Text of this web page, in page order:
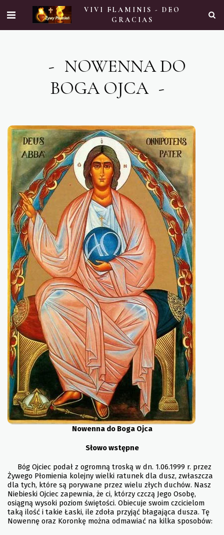
VIVI FLAMINIS - DEO
GRACIAS
NOWENNA DO
BOGA OJCA
Nowenna do Boga Ojca
Słowo wstępne
Bóg Ojciec podał z ogromną troską w dn. 1.06.1999 r. przez
Żywego Płomienia kolejny wielki ratunek dla dusz, zwłaszcza
dla tych, które są porywane przez wielu złych duchów. Nasz
Niebieski Ojciec zapewnia, że ci, którzy czczą Jego Osobę,
osiągną wysoki poziom świętości. Obiecuje swoim czcicielom
taką ilość i takie Łaski, ile zdoła przyjąć błagająca dusza. Tę
Nowennę oraz Koronkę można odmawiać na kilka sposobów: